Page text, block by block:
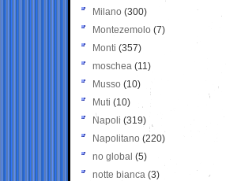
Milano (300)
Montezemolo (7)
Monti (357)
moschea (11)
Musso (10)
Muti (10)
Napoli (319)
Napolitano (220)
no global (5)
notte bianca (3)